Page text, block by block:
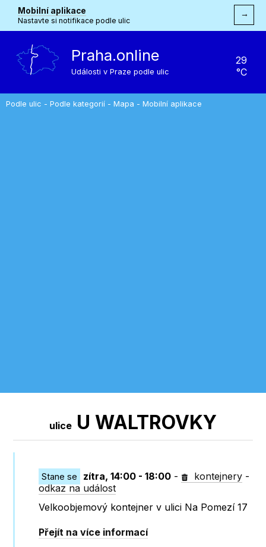
Mobilní aplikace
Nastavte si notifikace podle ulic
→
Praha.online
Události v Praze podle ulic
29
°C
Podle ulic - Podle kategorií - Mapa - Mobilní aplikace
ulice U WALTROVKY
Stane se zítra, 14:00 - 18:00 - kontejnery -
odkaz na událost
Velkoobjemový kontejner v ulici Na Pomezí 17
Přejít na více informací